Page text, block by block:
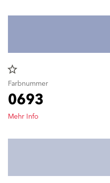
star_border
Farbnummer
0693
Mehr Info